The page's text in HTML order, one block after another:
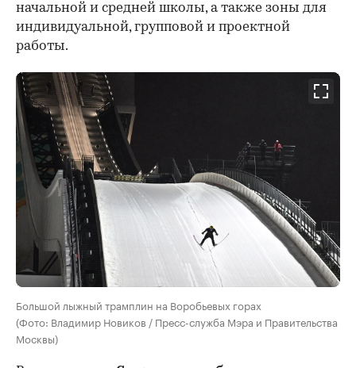
начальной и средней школы, а также зоны для
индивидуальной, групповой и проектной
работы.
Большой лыжный трамплин на Воробьевых горах
(Фото: Владимир Новиков / Пресс-служба Мэра и Правительства
Москвы)